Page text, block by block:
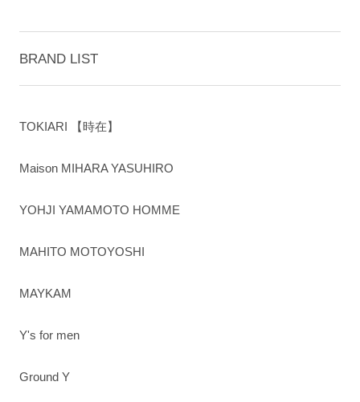
BRAND LIST
TOKIARI 【時在】
Maison MIHARA YASUHIRO
YOHJI YAMAMOTO HOMME
MAHITO MOTOYOSHI
MAYKAM
Y's for men
Ground Y